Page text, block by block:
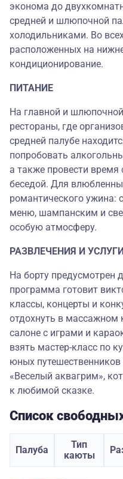
эконома до
средней и шлюпочной
холодильниками. Во
расположенных на
кондиционирование.
ПИТАНИЕ
На главной и
рестораны, где
средней палубе
попробовать
а также провести время
беседой. Для
романтического ужина:
меню, шампанским и
особую атмосферу.
РАЗВЛЕЧЕНИЯ И
На борту предусмотрен
программа готовит
классы, концерты и
отдохнуть в массажном
салоне с играми и
взять мастер-класс по
юных путешественников
«Веселый аквагрим»,
к любимой сказке.
Список
Палуба
Тип
каюты